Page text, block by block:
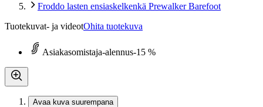
Froddo lasten ensiaskelkenkä Prewalker Barefoot
Tuotekuvat- ja videotOhita tuotekuva
Asiakasomistaja-alennus-15 %
Avaa kuva suurempana